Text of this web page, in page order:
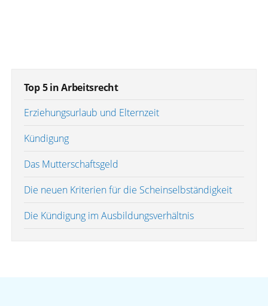
Top 5 in Arbeitsrecht
Erziehungsurlaub und Elternzeit
Kündigung
Das Mutterschaftsgeld
Die neuen Kriterien für die Scheinselbständigkeit
Die Kündigung im Ausbildungsverhältnis